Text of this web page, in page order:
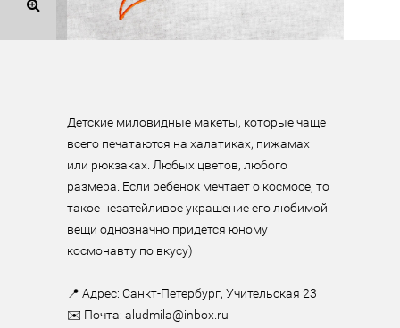
Детские миловидные макеты, которые чаще
всего печатаются на халатиках, пижамах
или рюкзаках. Любых цветов, любого
размера. Если ребенок мечтает о космосе, то
такое незатейливое украшение его любимой
вещи однозначно придется юному
космонавту по вкусу)
📍 Адрес: Санкт-Петербург, Учительская 23
✉️ Почта: aludmila@inbox.ru